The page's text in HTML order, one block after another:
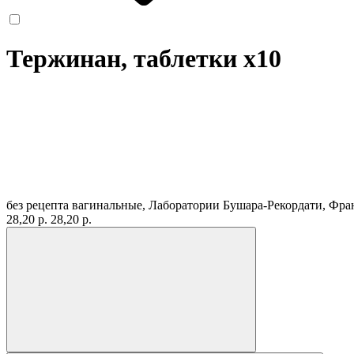
Тержинан, таблетки x10
без рецепта вагинальные, Лаборатории Бушара-Рекордати,
28,20 р. 28,20 р.